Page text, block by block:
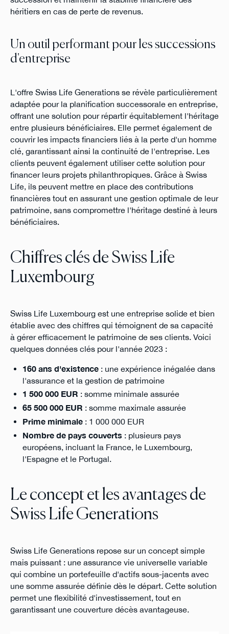
héritiers en cas de perte de revenus.
Un outil performant pour les successions
d'entreprise
L'offre Swiss Life Generations se révèle particulièrement
adaptée pour la planification successorale en entreprise,
offrant une solution pour répartir équitablement l'héritage
entre plusieurs bénéficiaires. Elle permet également de
couvrir les impacts financiers liés à la perte d'un homme
clé, garantissant ainsi la continuité de l'entreprise. Les
clients peuvent également utiliser cette solution pour
financer leurs projets philanthropiques. Grâce à Swiss
Life, ils peuvent mettre en place des contributions
financières tout en assurant une gestion optimale de leur
patrimoine, sans compromettre l'héritage destiné à leurs
bénéficiaires.
Chiffres clés de Swiss Life
Luxembourg
Swiss Life Luxembourg est une entreprise solide et bien
établie avec des chiffres qui témoignent de sa capacité
à gérer efficacement le patrimoine de ses clients. Voici
quelques données clés pour l'année 2023 :
160 ans d'existence: une expérience inégalée dans
l'assurance et la gestion de patrimoine
1 500 000 EUR : somme minimale assurée
65 500 000 EUR : somme maximale assurée
Prime minimale: 1 000 000 EUR
Nombre de pays couverts : plusieurs pays
européens, incluant la France, le Luxembourg,
l'Espagne et le Portugal.
Le concept et les avantages de
Swiss Life Generations
Swiss Life Generations repose sur un concept simple
mais puissant : une assurance vie universelle variable
qui combine un portefeuille d'actifs sous-jacents avec
une somme assurée définie dès le départ. Cette solution
permet une flexibilité d'investissement, tout en
garantissant une couverture décès avantageuse.